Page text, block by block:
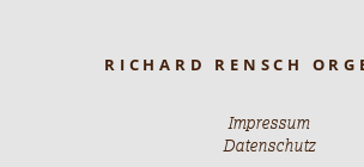
RICHARD RENSCH
Impressum
Datenschutz